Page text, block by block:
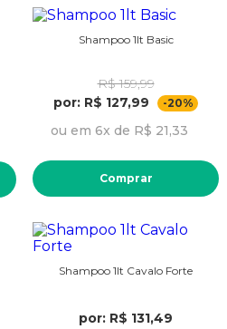
Shampoo 1lt Basic
R$ 159,99
por: R$ 127,99
-20%
ou em 6x de R$ 21,33
Comprar
Shampoo 1lt Cavalo Forte
por: R$ 131,49